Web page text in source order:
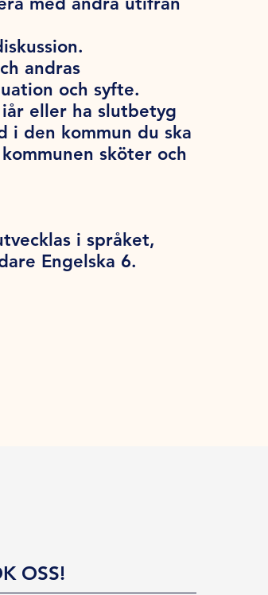
andras
och syfte.
eller ha slutbetyg
i den kommun du ska
sköter och
i språket,
Engelska 6.
OSS!